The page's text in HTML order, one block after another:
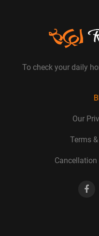
To check your daily
Our
Terms